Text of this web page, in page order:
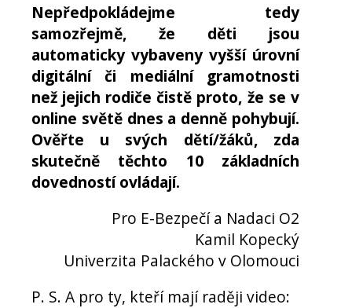
Nepředpokládejme tedy
samozřejmě, že děti jsou
automaticky vybaveny vyšší úrovní
digitální či mediální gramotnosti
než jejich rodiče čistě proto, že se v
online světě dnes a denně pohybují.
Ověřte u svých dětí/žáků, zda
skutečně těchto 10 základních
dovedností ovládají.
Pro E-Bezpečí a Nadaci O2
Kamil Kopecký
Univerzita Palackého v Olomouci
P. S. A pro ty, kteří mají raději video: